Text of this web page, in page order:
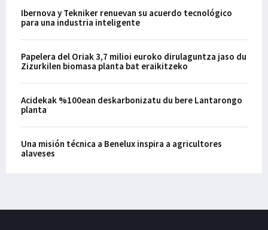
Ibernova y Tekniker renuevan su acuerdo tecnológico
para una industria inteligente
Papelera del Oriak 3,7 milioi euroko dirulaguntza jaso du
Zizurkilen biomasa planta bat eraikitzeko
Acidekak %100ean deskarbonizatu du bere Lantarongo
planta
Una misión técnica a Benelux inspira a agricultores
alaveses